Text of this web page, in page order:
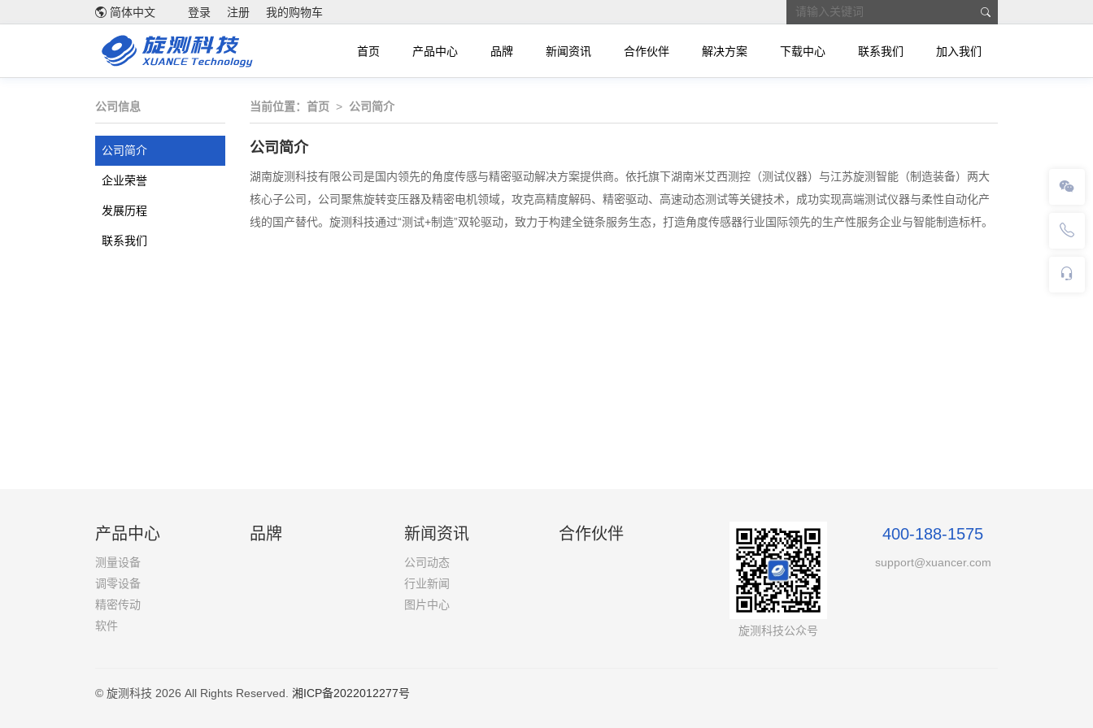
简体中文 登录 注册 我的购物车
首页 产品中心 品牌 新闻资讯 合作伙伴 解决方案 下载中心 联系我们 加入我们
公司信息
公司简介
企业荣誉
发展历程
联系我们
当前位置： 首页 > 公司简介
公司简介
湖南旋测科技有限公司是国内领先的角度传感与精密驱动解决方案提供商。依托旗下湖南米艾西测控（测试仪器）与江苏旋测智能（制造装备）两大
核心子公司，公司聚焦旋转变压器及精密电机领域，攻克高精度解码、精密驱动、高速动态测试等关键技术，成功实现高端测试仪器与柔性自动化产
线的国产替代。旋测科技通过“测试+制造”双轮驱动，致力于构建全链条服务生态，打造角度传感器行业国际领先的生产性服务企业与智能制造标杆。
产品中心
测量设备
调零设备
精密传动
软件
品牌 新闻资讯
公司动态
行业新闻
图片中心
合作伙伴
旋测科技公众号
400-188-1575
support@xuancer.com
© 旋测科技 2026 All Rights Reserved. 湘ICP备2022012277号